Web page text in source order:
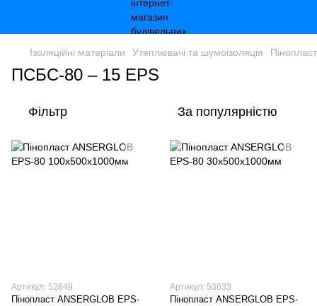
Ізоляційні матеріали Утеплювачі та шумоізоляція Пінопласт
ПСБС-80 – 15 EPS
Фільтр За популярністю
Артикул: 52849
Пінопласт ANSERGLOB EPS-
Артикул: 53633
Пінопласт ANSERGLOB EPS-